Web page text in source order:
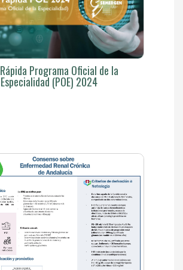
Programa Oficial de la
Especialidad (POE) 2024